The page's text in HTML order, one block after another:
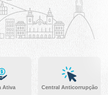
Ativa Central Anticorrupção